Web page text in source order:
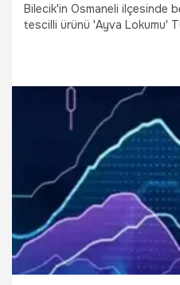
Bilecik'in Osmaneli ilçesinde
tescilli ürünü 'Ayva Lokumu'
Gündem